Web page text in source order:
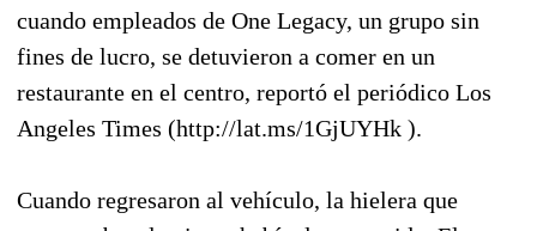
cuando empleados de One Legacy, un grupo sin
fines de lucro, se detuvieron a comer en un
restaurante en el centro, reportó el periódico Los
Angeles Times (http://lat.ms/1GjUYHk ).
Cuando regresaron al vehículo, la hielera que